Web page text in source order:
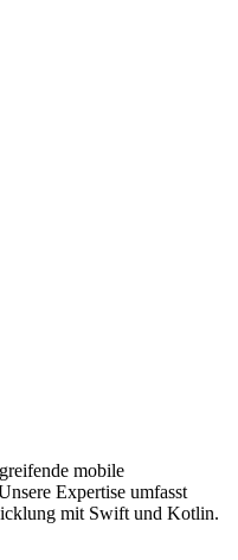
mobile
Expertise umfasst
mit Swift und Kotlin.